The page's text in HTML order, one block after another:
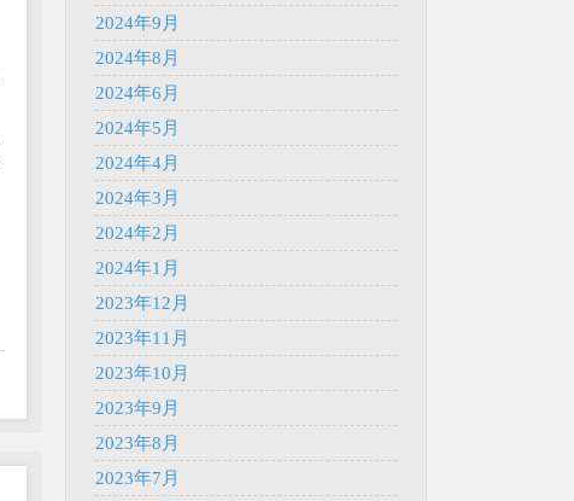
2024年9月
2024年8月
2024年6月
2024年5月
2024年4月
2024年3月
2024年2月
2024年1月
2023年12月
2023年11月
2023年10月
2023年9月
2023年8月
2023年7月